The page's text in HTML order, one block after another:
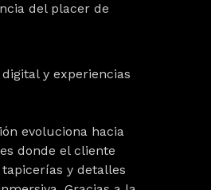
del placer de
y experiencias
evoluciona hacia
donde el cliente
y detalles